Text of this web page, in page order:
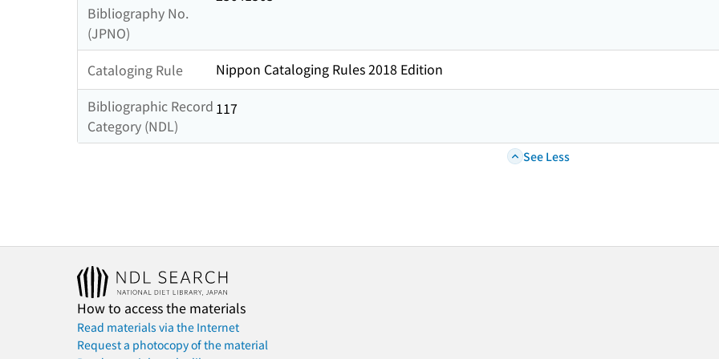
Bibliography No.
(JPNO)
Cataloging Rule
Nippon Cataloging Rules 2018 Edition
Bibliographic Record
Category (NDL)
117
See Less
How to access the materials
Read materials via the Internet
Request a photocopy of the material